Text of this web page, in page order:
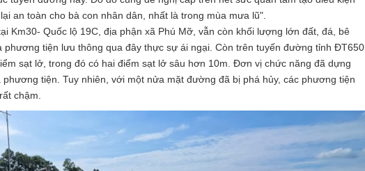
an toàn cho bà con nhân dân, nhất là trong mùa mưa lũ".
Km30- Quốc lộ 19C, địa phận xã Phú Mỡ, vẫn còn khối lượng lớn đất, đá, bê
tiện lưu thông qua đây thực sự ái ngại. Còn trên tuyến đường tỉnh ĐT650
sạt lở, trong đó có hai điểm sạt lở sâu hơn 10m. Đơn vị chức năng đã dựng
tiện. Tuy nhiên, với một nửa mặt đường đã bị phá hủy, các phương tiện
chậm.